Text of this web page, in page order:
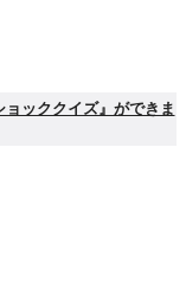
ッククイズ』ができま